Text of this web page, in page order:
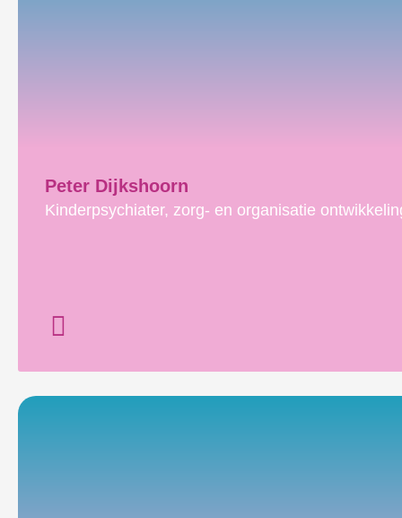
Peter Dijkshoorn
Kinderpsychiater, zorg- en organisatie